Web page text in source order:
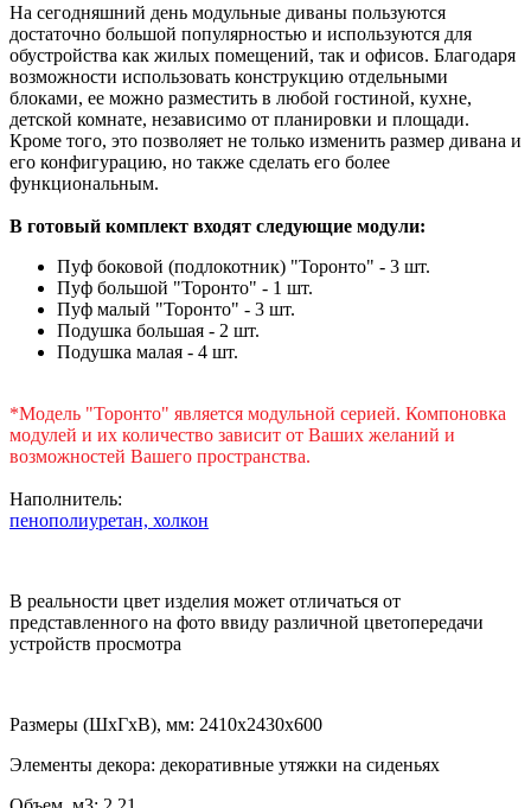
На сегодняшний день модульные диваны пользуются
достаточно большой популярностью и используются для
обустройства как жилых помещений, так и офисов. Благодаря
возможности использовать конструкцию отдельными
блоками, ее можно разместить в любой гостиной, кухне,
детской комнате, независимо от планировки и площади.
Кроме того, это позволяет не только изменить размер дивана и
его конфигурацию, но также сделать его более
функциональным.
В готовый комплект входят следующие модули:
Пуф боковой (подлокотник) "Торонто" - 3 шт.
Пуф большой "Торонто" - 1 шт.
Пуф малый "Торонто" - 3 шт.
Подушка большая - 2 шт.
Подушка малая - 4 шт.
*Модель "Торонто" является модульной серией. Компоновка
модулей и их количество зависит от Ваших желаний и
возможностей Вашего пространства.
Наполнитель:
пенополиуретан, холкон
В реальности цвет изделия может отличаться от
представленного на фото ввиду различной цветопередачи
устройств просмотра
Размеры (ШхГхВ), мм: 2410х2430х600
Элементы декора: декоративные утяжки на сиденьях